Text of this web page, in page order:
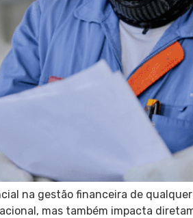
na gestão financeira de
mas também impacta